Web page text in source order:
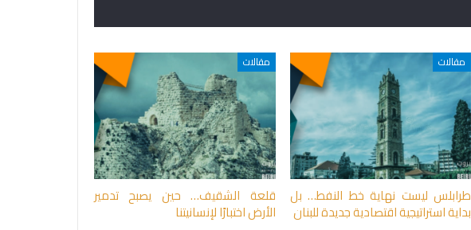
مقالات
طرابلس ليست نهاية خط النفط… بل
بداية استراتيجية اقتصادية جديدة للبنان
مقالات
قلعة الشقيف… حين يصبح تدمير
الأرض اختبارًا لإنسانيتنا